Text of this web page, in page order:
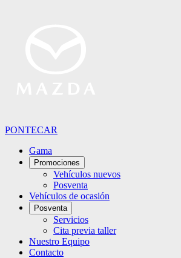
PONTECAR
Gama
Promociones
Vehículos nuevos
Posventa
Vehículos de ocasión
Posventa
Servicios
Cita previa taller
Nuestro Equipo
Contacto